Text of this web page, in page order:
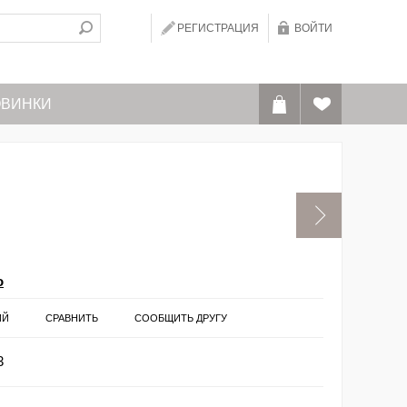
РЕГИСТРАЦИЯ ВОЙТИ
СРАВНИТЬ СООБЩИТЬ ДРУГУ